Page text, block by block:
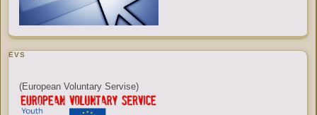
EVS
(European Voluntary Servise)